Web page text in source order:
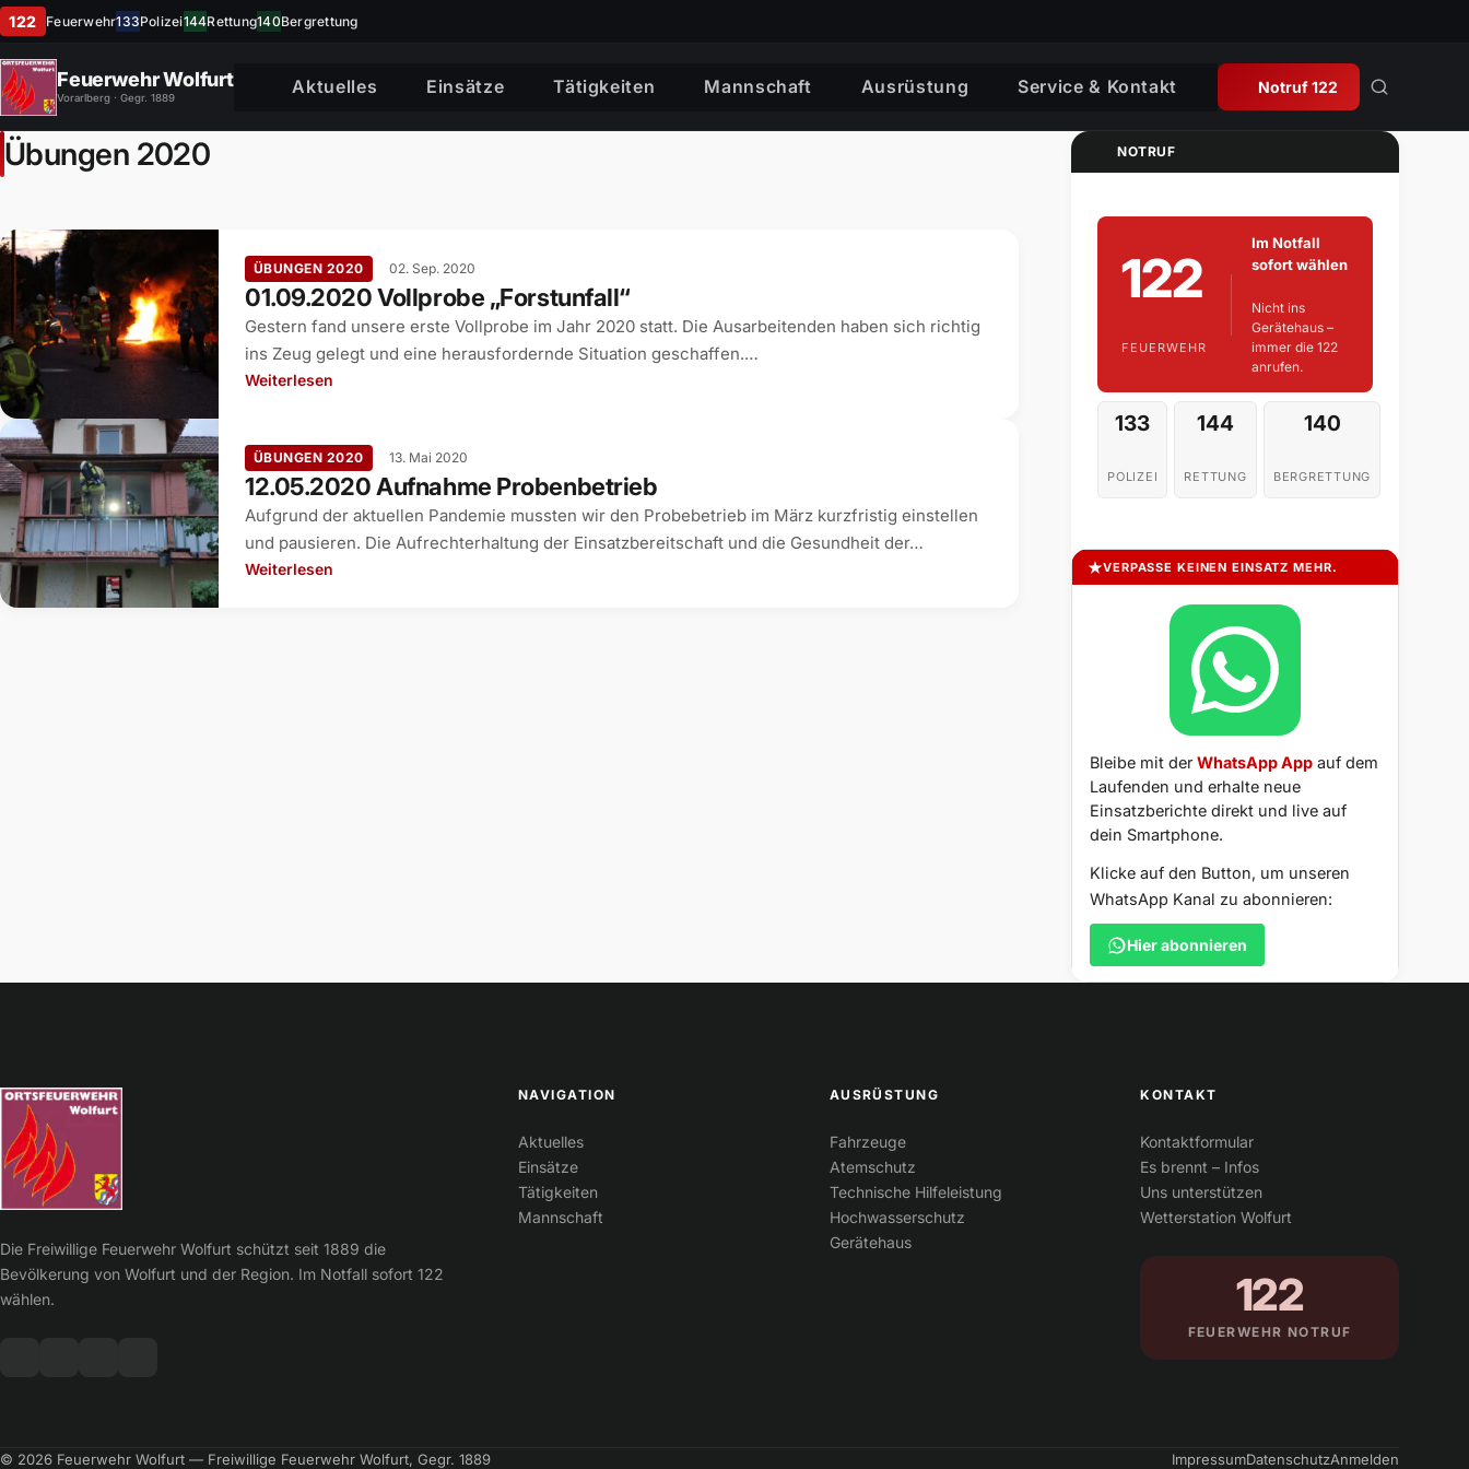
122 Feuerwehr133Polizei144Rettung140Bergrettung
Feuerwehr Wolfurt
Vorarlberg · Gegr. 1889
Aktuelles Einsätze Tätigkeiten Mannschaft Ausrüstung Service & Kontakt Notruf 122
Übungen 2020
ÜBUNGEN 2020 02. Sep. 2020
01.09.2020 Vollprobe „Forstunfall“
Gestern fand unsere erste Vollprobe im Jahr 2020 statt. Die Ausarbeitenden haben sich richtig
ins Zeug gelegt und eine herausfordernde Situation geschaffen.…
Weiterlesen
ÜBUNGEN 2020 13. Mai 2020
12.05.2020 Aufnahme Probenbetrieb
Aufgrund der aktuellen Pandemie mussten wir den Probebetrieb im März kurzfristig einstellen
und pausieren. Die Aufrechterhaltung der Einsatzbereitschaft und die Gesundheit der…
Weiterlesen
NOTRUF
122
FEUERWEHR
Im Notfall
sofort wählen
Nicht ins
Gerätehaus –
immer die 122
anrufen.
133
POLIZEI
144
RETTUNG
140
BERGRETTUNG
VERPASSE KEINEN EINSATZ MEHR.
Bleibe mit derWhatsApp App auf dem
Laufenden und erhalte neue
Einsatzberichte direkt und live auf
dein Smartphone.
Klicke auf den Button, um unseren
WhatsApp Kanal zu abonnieren:
Hier abonnieren
Die Freiwillige Feuerwehr Wolfurt schützt seit 1889 die
Bevölkerung von Wolfurt und der Region. Im Notfall sofort 122
wählen.
NAVIGATION
Aktuelles
Einsätze
Tätigkeiten
Mannschaft
AUSRÜSTUNG
Fahrzeuge
Atemschutz
Technische Hilfeleistung
Hochwasserschutz
Gerätehaus
KONTAKT
Kontaktformular
Es brennt – Infos
Uns unterstützen
Wetterstation Wolfurt
122
FEUERWEHR NOTRUF
© 2026 Feuerwehr Wolfurt — Freiwillige Feuerwehr Wolfurt, Gegr. 1889 ImpressumDatenschutzAnmelden